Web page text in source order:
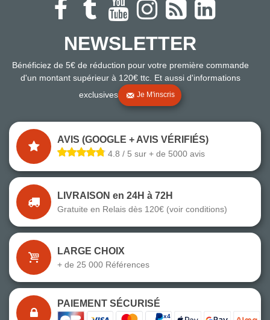
NEWSLETTER
Bénéficiez de 5€ de réduction pour votre première commande
d'un montant supérieur à 120€ ttc. Et aussi d'informations
exclusives
Je M'inscris
AVIS (GOOGLE + AVIS VÉRIFIÉS)
4.8 / 5 sur + de 5000 avis
LIVRAISON en 24H à 72H
Gratuite en Relais dès 120€ (voir conditions)
LARGE CHOIX
+ de 25 000 Références
PAIEMENT SÉCURISÉ